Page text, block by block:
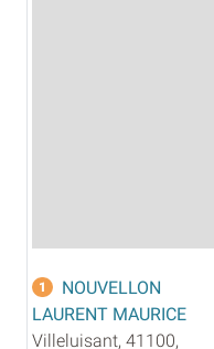
1
NOUVELLON
LAURENT MAURICE
Villeluisant, 41100,